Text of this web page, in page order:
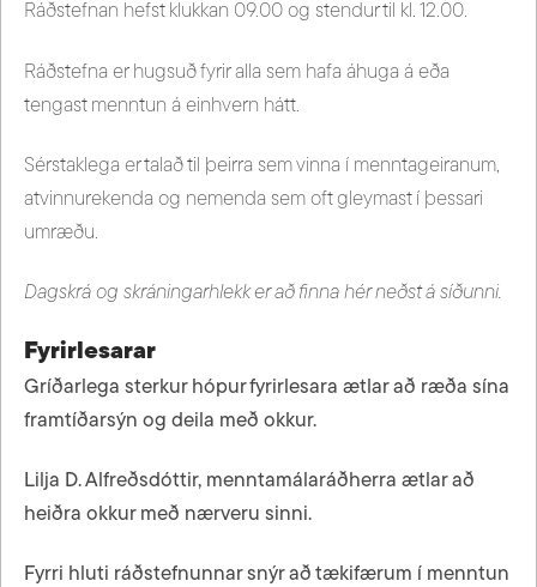
Ráðstefnan hefst klukkan 09.00 og stendur til kl. 12.00.
Ráðstefna er hugsuð fyrir alla sem hafa áhuga á eða
tengast menntun á einhvern hátt.
Sérstaklega er talað til þeirra sem vinna í menntageiranum,
atvinnurekenda og nemenda sem oft gleymast í þessari
umræðu.
Dagskrá og skráningarhlekk er að finna hér neðst á síðunni.
Fyrirlesarar
Gríðarlega sterkur hópur fyrirlesara ætlar að ræða sína
framtíðarsýn og deila með okkur.
Lilja D. Alfreðsdóttir, menntamálaráðherra ætlar að
heiðra okkur með nærveru sinni.
Fyrri hluti ráðstefnunnar snýr að tækifærum í menntun